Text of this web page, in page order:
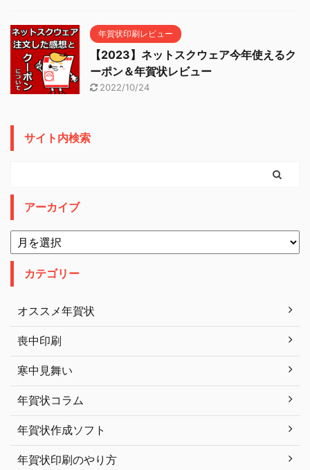
年賀状印刷レビュー
【2023】ネットスクウェア今年使えるク
ーポン＆年賀状レビュー
2022/10/24
サイト内検索
アーカイブ
カテゴリー
オススメ年賀状
喪中印刷
寒中見舞い
年賀状コラム
年賀状作成ソフト
年賀状印刷のやり方